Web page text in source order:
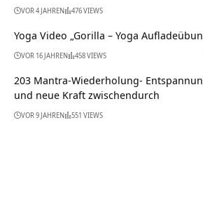
VOR 4 JAHREN 476 VIEWS
Yoga Video „Gorilla – Yoga
VOR 16 JAHREN 458 VIEWS
203 Mantra-Wiederholung-
und neue Kraft zwischendurch
VOR 9 JAHREN 551 VIEWS